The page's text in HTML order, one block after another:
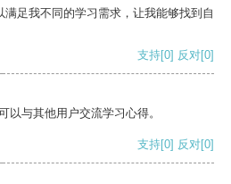
足我不同的学习需求，让我能够找到自
支持[0] 反对[0]
以与其他用户交流学习心得。
支持[0] 反对[0]